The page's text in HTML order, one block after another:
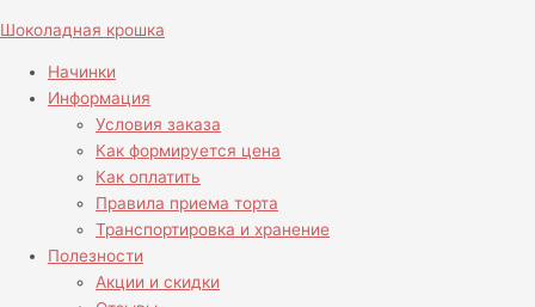
к
содержимому
Шоколадная крошка
Начинки
Информация
Условия заказа
Как формируется цена
Как оплатить
Правила приема торта
Транспортировка и хранение
Полезности
Акции и скидки
товара
Капкейки
Манчестер